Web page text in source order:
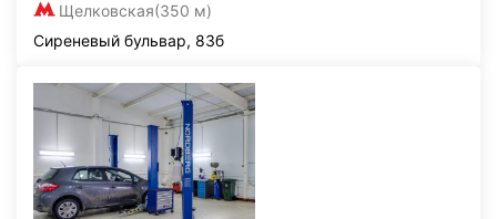
Щелковская(350 м)
Сиреневый бульвар, 83б